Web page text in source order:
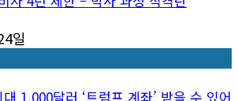
일
1,000달러 ‘트럼프 계좌’ 받을 수 있어